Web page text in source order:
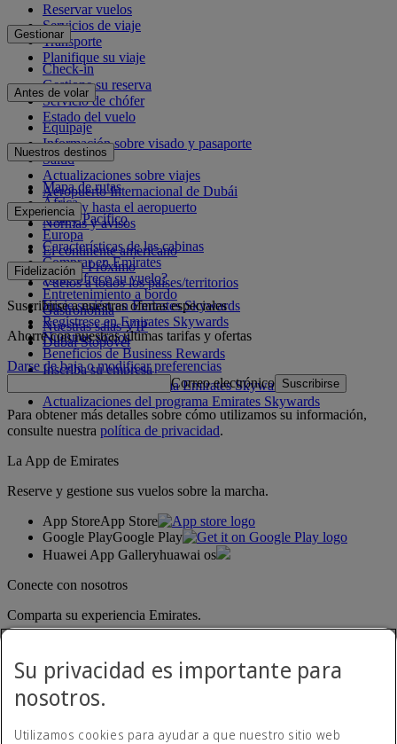
Reservar vuelos
Servicios de viaje
Transporte
Planifique su viaje
Gestionar
Check-in
Gestione su reserva
Servicio de chófer
Estado del vuelo
Antes de volar
Equipaje
Información sobre visado y pasaporte
Salud
Actualizaciones sobre viajes
Aeropuerto Internacional de Dubái
Desde y hasta el aeropuerto
Normas y avisos
Nuestros destinos
Mapa de rutas
África
Asia y Pacífico
Europa
El continente americano
Oriente Próximo
Vuelos a todos los países/territorios
Experiencia
Características de las cabinas
Comprar en Emirates
¿Qué ofrece su vuelo?
Entretenimiento a bordo
Gastronomía
Nuestras salas VIP
Dubai Stopover
Fidelización
Inicie sesión en Emirates Skywards
Regístrese en Emirates Skywards
Nuestros socios
Beneficios de Business Rewards
Inscriba su empresa
Normativa del programa Emirates Skywards
Actualizaciones del programa Emirates Skywards
Suscribirse a nuestras ofertas especiales
Ahorre con nuestras últimas tarifas y ofertas
Darse de baja o modificar preferencias
Correo electrónico Suscribirse
Para obtener más detalles sobre cómo utilizamos su información,
consulte nuestra política de privacidad.
La App de Emirates
Reserve y gestione sus vuelos sobre la marcha.
App StoreApp Store
Google PlayGoogle Play
Huawei App Galleryhuawai os
Conecte con nosotros
Comparta su experiencia Emirates.
Su privacidad es importante para
nosotros.
Utilizamos cookies para ayudar a que nuestro sitio web